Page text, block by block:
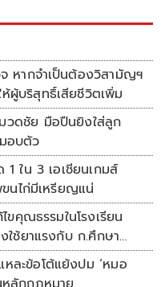
หากจำเป็นต้องวิสามัญฯ
ผู้บริสุทธิ์เสียชีวิตเพิ่ม
วดชัย มือปืนยิงใส่ลูก
อบตัว
ใน 3 เอเชียนเกมส์
นไก่มีเหรียญแน่
คุณธรรมในโรงเรียน
ช้ยาแรงกับ ก.ศึกษา
ละข้อโต้แย้งปม ‘หมอ